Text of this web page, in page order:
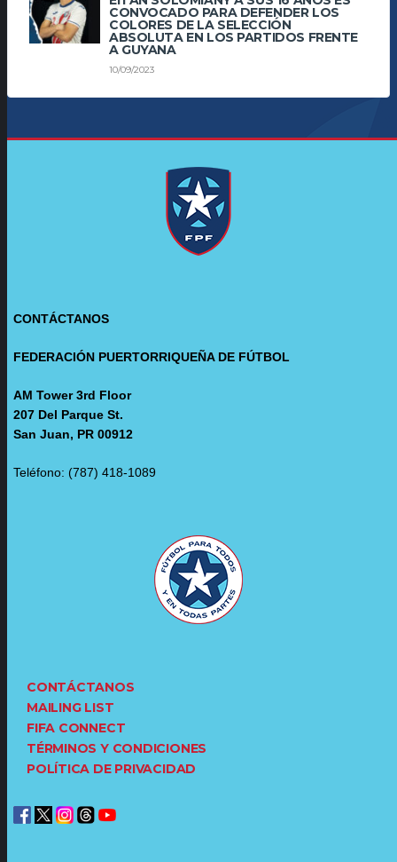
CONVOCADO PARA DEFENDER LOS
COLORES DE LA SELECCIÓN
ABSOLUTA EN LOS PARTIDOS FRENTE
A GUYANA
10/09/2023
CONTÁCTANOS
FEDERACIÓN PUERTORRIQUEÑA DE FÚTBOL
AM Tower 3rd Floor
207 Del Parque St.
San Juan, PR 00912
Teléfono: (787) 418-1089
CONTÁCTANOS
MAILING LIST
FIFA CONNECT
TÉRMINOS Y CONDICIONES
POLÍTICA DE PRIVACIDAD